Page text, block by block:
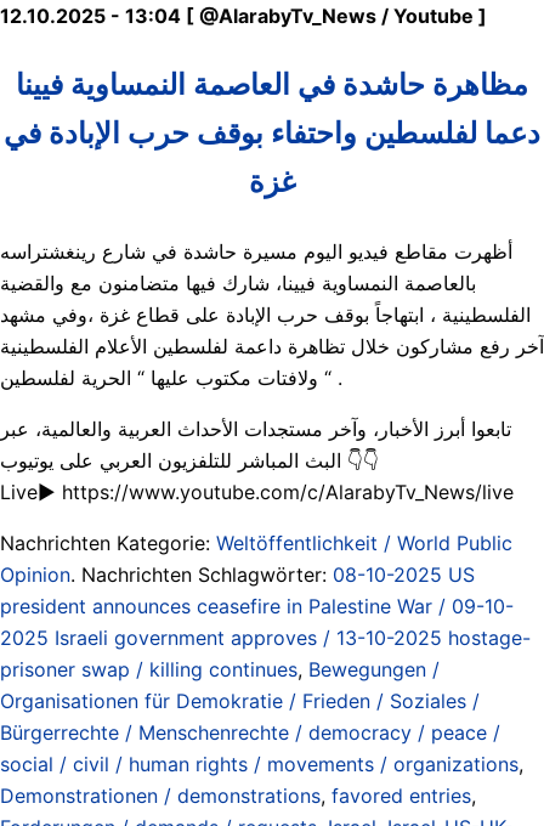
12.10.2025 - 13:04 [ @AlarabyTv_News / Youtube ]
مظاهرة حاشدة في العاصمة النمساوية فيينا
دعما لفلسطين واحتفاء بوقف حرب الإبادة في
غزة
أظهرت مقاطع فيديو اليوم مسيرة حاشدة في شارع رينغشتراسه
بالعاصمة النمساوية فيينا، شارك فيها متضامنون مع والقضية
الفلسطينية ، ابتهاجاً بوقف حرب الإبادة على قطاع غزة ،وفي مشهد
آخر رفع مشاركون خلال تظاهرة داعمة لفلسطين الأعلام الفلسطينية
ولافتات مكتوب عليها “ الحرية لفلسطين “ .
تابعوا أبرز الأخبار، وآخر مستجدات الأحداث العربية والعالمية، عبر
البث المباشر للتلفزيون العربي على يوتيوب 👇👇
Live▶ https://www.youtube.com/c/AlarabyTv_News/live
Nachrichten Kategorie: Weltöffentlichkeit / World Public
Opinion. Nachrichten Schlagwörter: 08-10-2025 US
president announces ceasefire in Palestine War / 09-10-
2025 Israeli government approves / 13-10-2025 hostage-
prisoner swap / killing continues, Bewegungen /
Organisationen für Demokratie / Frieden / Soziales /
Bürgerrechte / Menschenrechte / democracy / peace /
social / civil / human rights / movements / organizations,
Demonstrationen / demonstrations, favored entries,